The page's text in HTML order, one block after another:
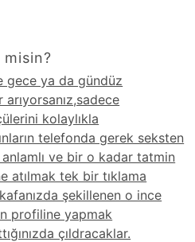
misin?
gece ya da gündüz
kolaylıkla
telefonda gerek seksten
ve bir o kadar tatmin
atılmak tek bir tıklama
şekillenen o ince
profiline yapmak
çıldracaklar.